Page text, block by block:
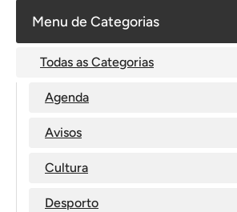
Menu de Categorias
Todas as Categorias
Agenda
Avisos
Cultura
Desporto